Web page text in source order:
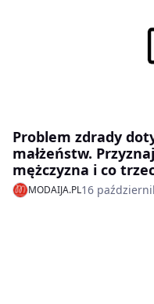
Problem zdrady
małżeństw.
mężczyzna i co
MODAIJA.PL16